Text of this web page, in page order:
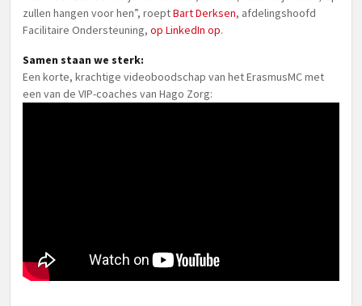
zullen hangen voor hen”, roeptBart Derksen, afdelingshoofd
Facilitaire Ondersteuning, op LinkedIn op.
Samen staan we sterk:
Een korte, krachtige videoboodschap van het ErasmusMC met
een van de VIP-coaches van Hago Zorg: